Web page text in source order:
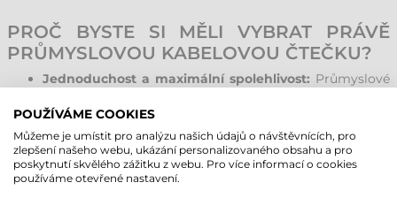
PROČ BYSTE SI MĚLI VYBRAT PRÁVĚ
PRŮMYSLOVOU KABELOVOU ČTEČKU?
Jednoduchost a maximální spolehlivost: Průmyslové
Ergonomický design pro ruční použití v kombinaci s
každodenních úkolech.
Vynikající skenovací technologie:V závislosti na
modelu podporují zařízení čtení tradičních 1D kódů i
POUŽÍVÁME COOKIES
Můžeme je umístit pro analýzu našich údajů o návštěvnících, pro
zlepšení našeho webu, ukázání personalizovaného obsahu a pro
poskytnutí skvělého zážitku z webu. Pro více informací o cookies
používáme otevřené nastavení.